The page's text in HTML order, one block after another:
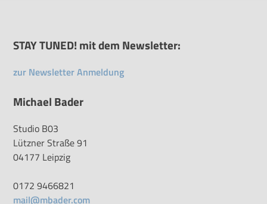
STAY TUNED! mit dem Newsletter:
zur Newsletter Anmeldung
Michael Bader
Studio B03
Lützner Straße 91
04177 Leipzig
0172 9466821
mail@mbader.com